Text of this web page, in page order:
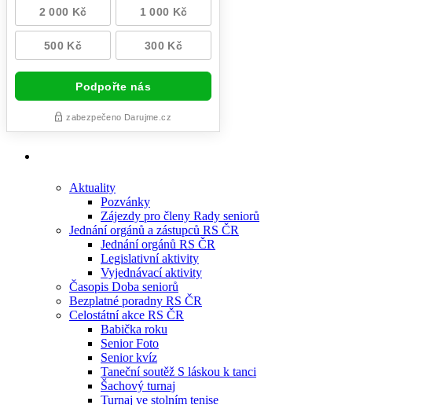
Aktuality
Pozvánky
Zájezdy pro členy Rady seniorů
Jednání orgánů a zástupců RS ČR
Jednání orgánů RS ČR
Legislativní aktivity
Vyjednávací aktivity
Časopis Doba seniorů
Bezplatné poradny RS ČR
Celostátní akce RS ČR
Babička roku
Senior Foto
Senior kvíz
Taneční soutěž S láskou k tanci
Šachový turnaj
Turnaj ve stolním tenise